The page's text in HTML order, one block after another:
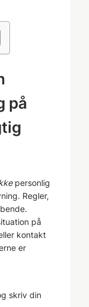
på
personlig
Regler,
på
kontakt
er
skriv din